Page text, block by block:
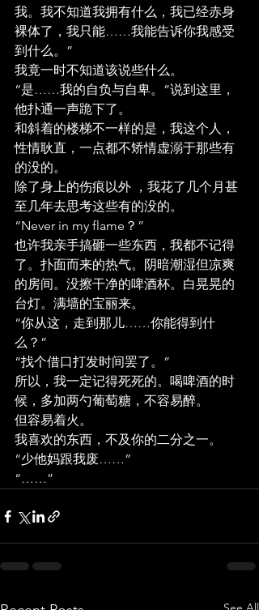
我。我不知道我拥有什么，我已经赤身
裸体了，我只能……我能告诉你我感受
到什么。”
我竟一时不知道该说些什么。
“是……我的自负与自卑。”说到这里，
他扑通一声跪下了。
和斜着的楼梯不一样的是，我这个人，
性情耿直，一点都不矫情虚溺于那些有
的没的。
除了身上的伤痕以外 ，我花了几个月甚
至几年去思考这些有的没的。
“Never in my flame？”
也许我亲手搞砸一些东西，我都不记得
了。扑面而来的热气。阴暗潮湿但凉爽
的房间。没擦干净的啤酒杯。白晃晃的
台灯。满墙的宝丽来。
“你从这，走到那儿……你能得到什
么？”
“找个借口打发时间罢了。”
所以，我一定记得死死的。喝啤酒的时
候，多加两勺葡萄糖，不容易醉。
但容易着火。
我喜欢的东西，不及你的二分之一。
“少他妈跟我废……”
“……”